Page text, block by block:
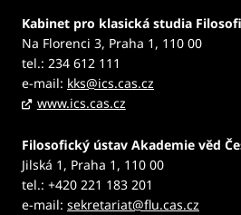
Kabinet pro klasická studia
Na Florenci 3, Praha 1, 110 00
tel.: 234 612 111
e-mail: kks@ics.cas.cz
www.ics.cas.cz
Filosofický ústav Akademie věd
Jilská 1, Praha 1, 110 00
tel.: +420 221 183 201
e-mail: sekretariat@flu.cas.cz